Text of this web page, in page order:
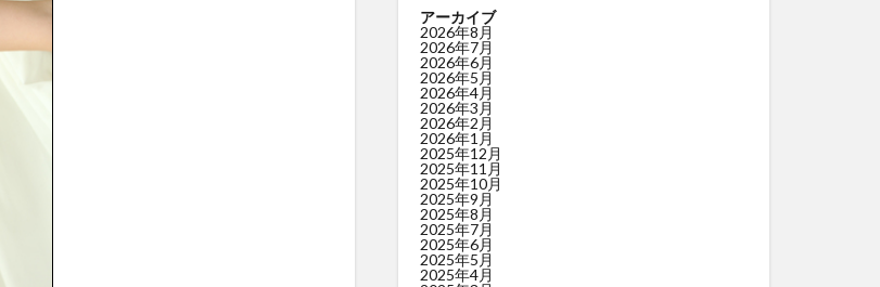
アーカイブ
2026年8月
2026年7月
2026年6月
2026年5月
2026年4月
2026年3月
2026年2月
2026年1月
2025年12月
2025年11月
2025年10月
2025年9月
2025年8月
2025年7月
2025年6月
2025年5月
2025年4月